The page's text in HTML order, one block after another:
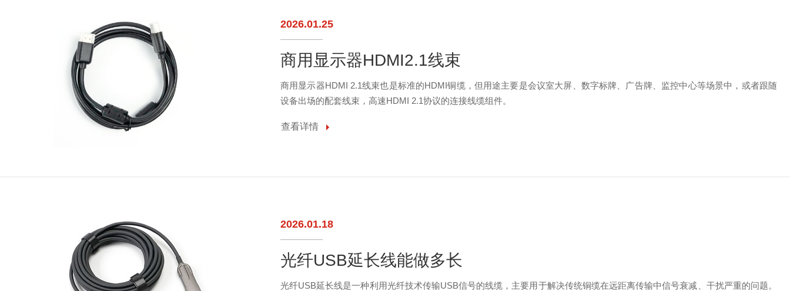
2026.01.25
商用显示器HDMI2.1线束
商用显示器HDMI 2.1线束也是标准的HDMI铜缆，但用途主要是会议室大屏、数字标牌、广告牌、监控中心等场景中，或者跟随
设备出场的配套线束，高速HDMI 2.1协议的连接线缆组件。
查看详情
2026.01.18
光纤USB延长线能做多长
光纤USB延长线是一种利用光纤技术传输USB信号的线缆，主要用于解决传统铜缆在远距离传输中信号衰减、干扰严重的问题。